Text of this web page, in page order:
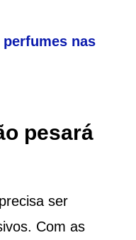
nas
pesará
ser
Com as